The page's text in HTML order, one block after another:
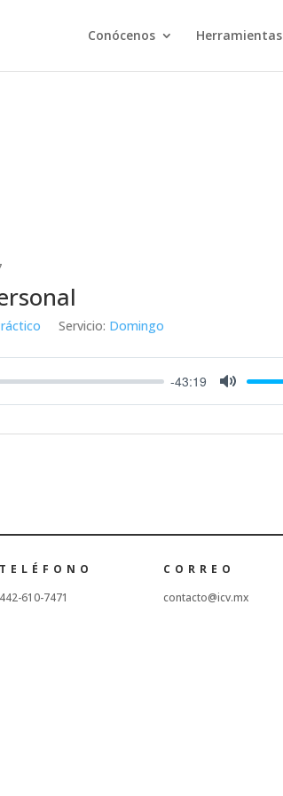
Conócenos Herramientas
Servicio: Domingo
-43:19
TELÉFONO
442-610-7471
CORREO
contacto@icv.mx